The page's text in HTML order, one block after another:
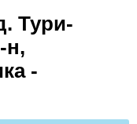
Тури-
н,
-